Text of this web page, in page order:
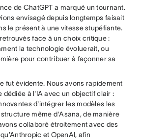
de ChatGPT a marqué un tournant.
envisagé depuis longtemps faisait
le présent à une vitesse stupéfiante.
face à un choix critique :
la technologie évoluerait, ou
pour contribuer à façonner sa
fut évidente. Nous avons rapidement
dédiée à l'IA avec un objectif clair :
d'intégrer les modèles les
même d'Asana, de manière
collaboré étroitement avec des
et OpenAI, afin